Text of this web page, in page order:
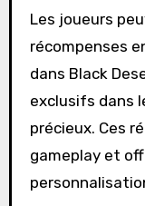
Les joueurs
récompenses
dans Black
exclusifs dans
précieux. Ces
gameplay et